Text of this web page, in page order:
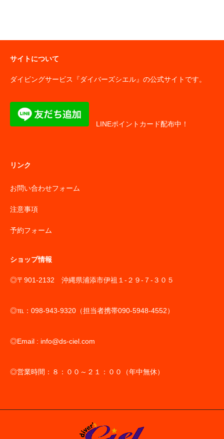
サイトについて
ダイビングサービス『ダイバーズシエル』の公式サイトです。
LINEポイントカード配布中！
リンク
お問い合わせフォーム
注意事項
予約フォーム
ショップ情報
◎〒901-2132 沖縄県浦添市伊祖１-２９-７-３０５
◎℡：098-943-9320（担当者携帯090-5948-4552）
◎Email : info@ds-ciel.com
◎営業時間：８：００～２１：００（年中無休）